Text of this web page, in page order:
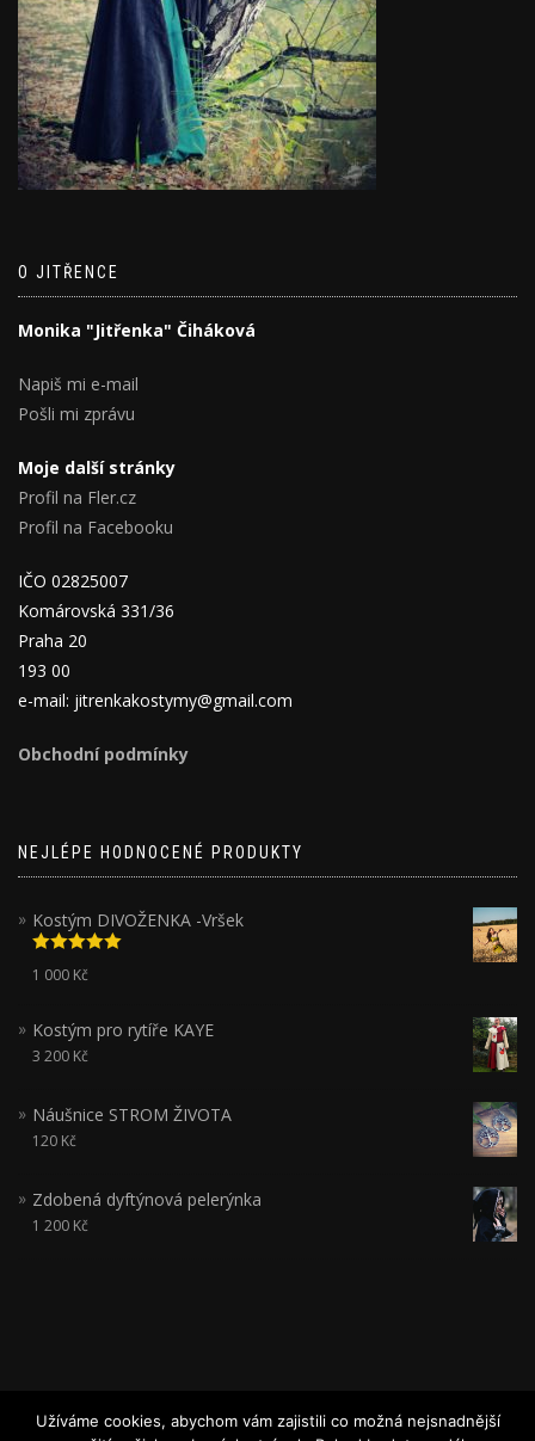
O JITŘENCE
Monika "Jitřenka" Čiháková
Napiš mi e-mail
Pošli mi zprávu
Moje další stránky
Profil na Fler.cz
Profil na Facebooku
IČO 02825007
Komárovská 331/36
Praha 20
193 00
e-mail: jitrenkakostymy@gmail.com
Obchodní podmínky
NEJLÉPE HODNOCENÉ PRODUKTY
Kostým DIVOŽENKA -Vršek
Hodnocení
5.00z 5
1 000 Kč
Kostým pro rytíře KAYE
3 200 Kč
Náušnice STROM ŽIVOTA
120 Kč
Zdobená dyftýnová pelerýnka
1 200 Kč
Užíváme cookies, abychom vám zajistili co možná nejsnadnější